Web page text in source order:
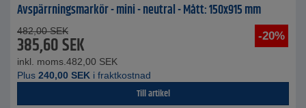
Avspärrningsmarkör - mini - neutral - Mått: 150x915 mm
-20%
482,00 SEK
385,60SEK
inkl. moms. 482,00 SEK
Plus 240,00 SEK i fraktkostnad
Till artikel